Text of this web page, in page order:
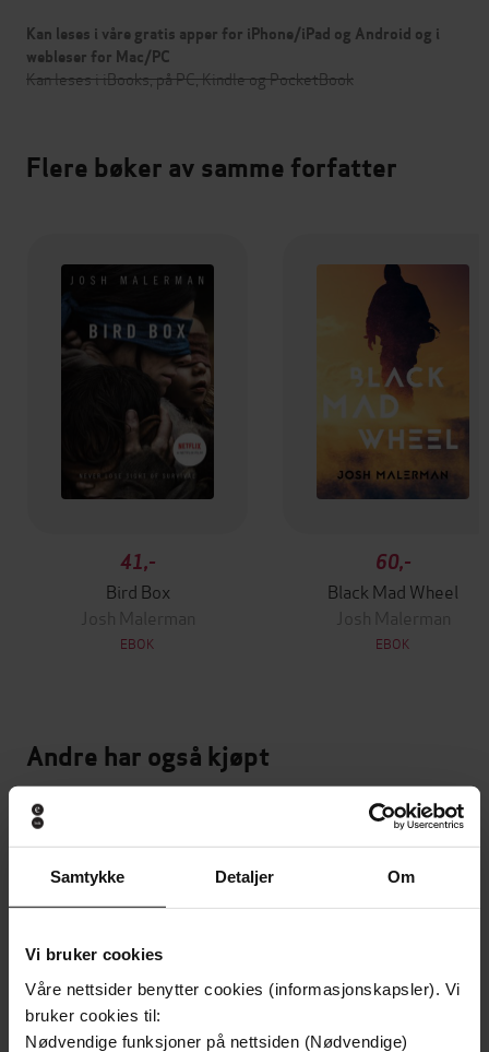
Samtykke Detaljer Om
Vi bruker cookies
Våre nettsider benytter cookies (informasjonskapsler). Vi
bruker cookies til:
Nødvendige funksjoner på nettsiden (Nødvendige)
Kan leses i våre gratis apper for iPhone/iPad og Android og i
webleser for Mac/PC
Kan leses i iBooks, på PC, Kindle og PocketBook
Flere bøker av samme forfatter
41,-
Bird Box
Josh Malerman
EBOK
60,-
Black Mad Wheel
Josh Malerman
EBOK
Andre har også kjøpt
Vinner av Rivertonprisen
Premium
Første gang på tilbud